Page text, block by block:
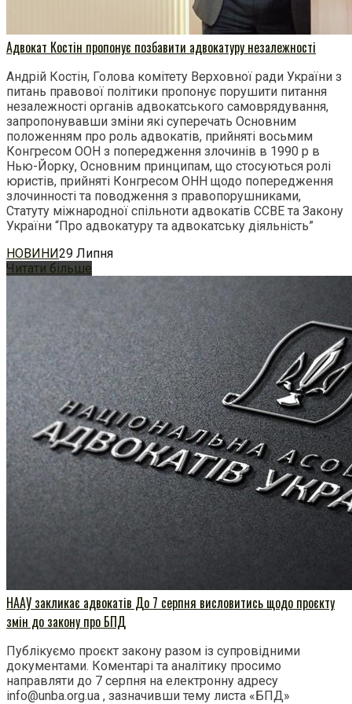
Адвокат Костін пропонує позбавити адвокатуру незалежності
Андрій Костін, Голова комітету Верховної ради України з
питань правової політики пропонує порушити питання
незалежності органів адвокатського самоврядування,
запропонувавши зміни які суперечать Основним
положенням про роль адвокатів, прийняті восьмим
Конгресом ООН з попередження злочинів в 1990 р в
Нью-Йорку, Основним принципам, що стосуються ролі
юристів, прийняті Конгресом ОНН щодо попередження
злочинності та поводження з правопорушниками,
Статуту міжнародної спільноти адвокатів CCBE та Закону
України “Про адвокатуру та адвокатську діяльність”
НОВИНИ29 Липня
Читати більше
НААУ закликає адвокатів До 7 серпня висловитись щодо проєкту
змін до закону про БПД
Публікуємо проєкт закону разом із супровідними
документами. Коментарі та аналітику просимо
направляти до 7 серпня на електронну адресу
info@unba.org.ua , зазначивши тему листа «БПД»